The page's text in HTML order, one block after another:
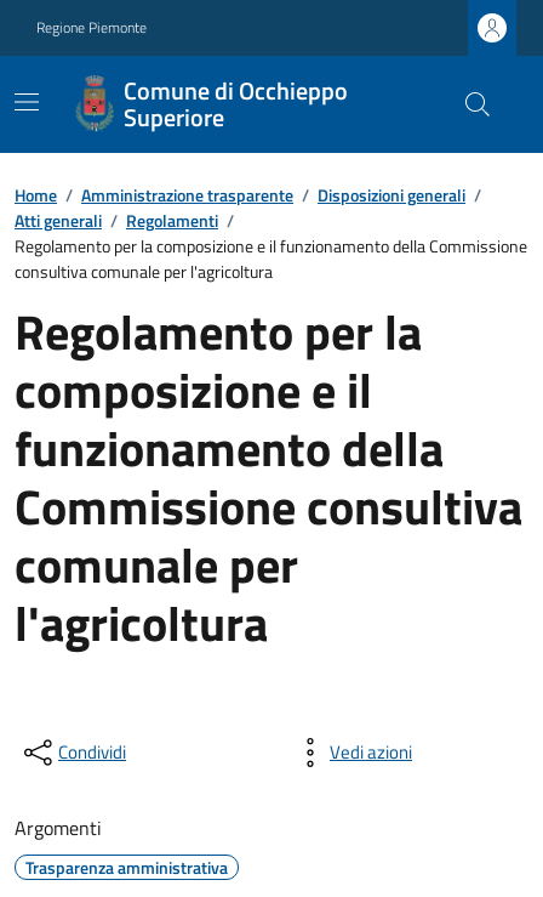
Regione Piemonte
Comune di Occhieppo
Superiore
Home / Amministrazione trasparente / Disposizioni generali /
Atti generali / Regolamenti /
Regolamento per la composizione e il funzionamento della Commissione
consultiva comunale per l'agricoltura
Regolamento per la
composizione e il
funzionamento della
Commissione consultiva
comunale per
l'agricoltura
Condividi Vedi azioni
Argomenti
Trasparenza amministrativa